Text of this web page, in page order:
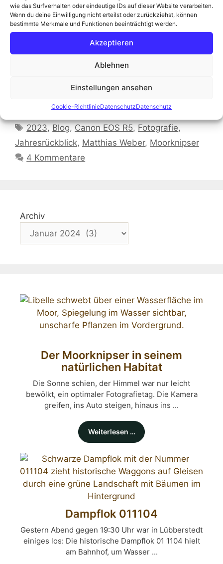
wie das Surfverhalten oder eindeutige IDs auf dieser Website verarbeiten.
Wenn du deine Einwilligung nicht erteilst oder zurückziehst, können
bestimmte Merkmale und Funktionen beeinträchtigt werden.
Akzeptieren
Ablehnen
Einstellungen ansehen
Cookie-RichtlinieDatenschutzDatenschutz
schon fleißig und haben einen Rückblick auf ihr
Fotojahr geschrieben und auf ihrem Blog
veröffentlicht. Schaut doch mal bei Michael
oder Norbert vorbei. Allein die tollen Fotos sind
einen Klick wert! Ich möchte einen kleinen
Rückblick wagen und die fotografischen
Weiterlesen
Kategorien
Fotogedanken aus dem Moor
Schlagwörter
2023,Blog,Canon EOS R5,Fotografie,
Jahresrückblick, Matthias Weber, Moorknipser
4 Kommentare
Archiv
Der Moorknipser in seinem
natürlichen Habitat
Die Sonne schien, der Himmel war nur leicht
bewölkt, ein optimaler Fotografietag. Die Kamera
greifen, ins Auto steigen, hinaus ins ...
Weiterlesen …
Dampflok 011104
Gestern Abend gegen 19:30 Uhr war in Lübberstedt
einiges los: Die historische Dampflok 01 1104 hielt
am Bahnhof, um Wasser ...